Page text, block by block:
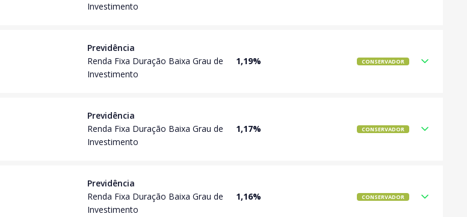
Investimento
Previdência
Renda Fixa Duração Baixa Grau de
Investimento
1,19% CONSERVADOR
Previdência
Renda Fixa Duração Baixa Grau de
Investimento
1,17% CONSERVADOR
Previdência
Renda Fixa Duração Baixa Grau de
Investimento
1,16% CONSERVADOR